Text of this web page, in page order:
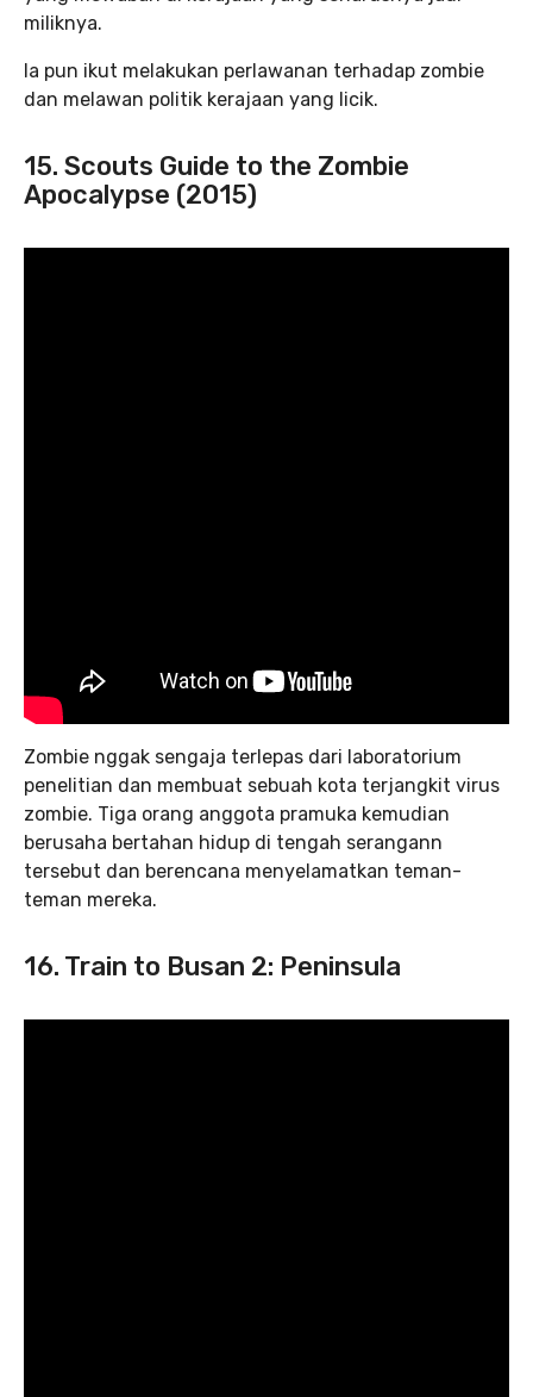
miliknya.
Ia pun ikut melakukan perlawanan terhadap zombie
dan melawan politik kerajaan yang licik.
15. Scouts Guide to the Zombie
Apocalypse (2015)
Zombie nggak sengaja terlepas dari laboratorium
penelitian dan membuat sebuah kota terjangkit virus
zombie. Tiga orang anggota pramuka kemudian
berusaha bertahan hidup di tengah serangann
tersebut dan berencana menyelamatkan teman-
teman mereka.
16. Train to Busan 2: Peninsula